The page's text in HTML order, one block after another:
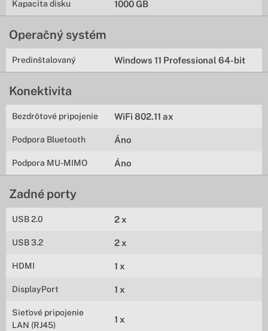
Kapacita disku 1000 GB
Operačný systém
Predinštalovaný Windows 11 Professional 64-bit
Konektivita
Bezdrôtové pripojenie WiFi 802.11 ax
Podpora Bluetooth Áno
Podpora MU-MIMO Áno
Zadné porty
USB 2.0 2 x
USB 3.2 2 x
HDMI 1 x
DisplayPort 1 x
Sieťové pripojenie
LAN (RJ45)
1 x